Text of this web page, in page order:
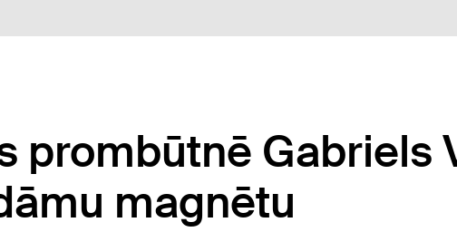
prombūtnē Gabriels
magnētu